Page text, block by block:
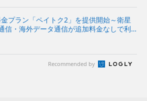
プラン「ペイトク2」を提供開始～衛星
信・海外データ通信が追加料金なしで利
拡充でPayPayポイント付与率が従来プラ
Recommended by